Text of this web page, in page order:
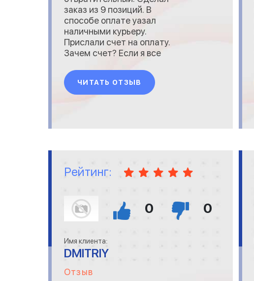
заказ из 9 позиций. В
способе оплате уазал
наличными курьеру.
Прислали счет на оплату.
Зачем счет? Если я все
Стал звонить им и
объяснять, что
заинтересован в заказе и
ЧИТАТЬ ОТЗЫВ
Рейтинг:
0 0
Имя клиента:
DMITRIY
Отзыв